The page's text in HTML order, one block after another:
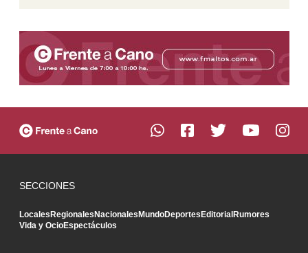
SECCIONES
LocalesRegionalesNacionalesMundoDeportesEditorialRumores
Vida y OcioEspectáculos